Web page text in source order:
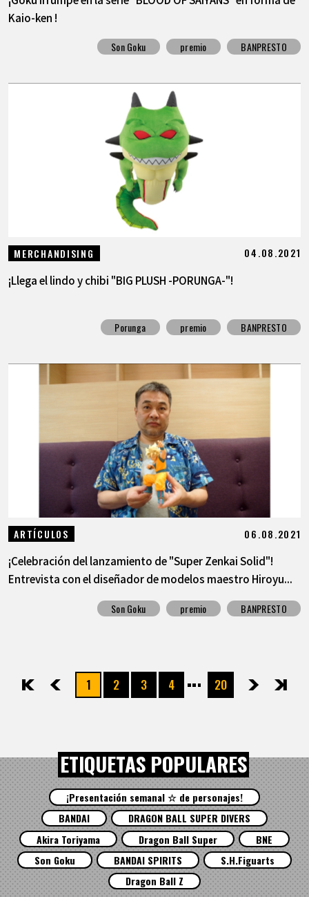
Kaio-ken !
Son Goku premio BANPRESTO
MERCHANDISING 04.08.2021
¡Llega el lindo y chibi "BIG PLUSH -PORUNGA-"!
Porunga premio BANPRESTO
ARTÍCULOS 06.08.2021
¡Celebración del lanzamiento de "Super Zenkai Solid"!
Entrevista con el diseñador de modelos maestro Hiroyu...
Son Goku premio BANPRESTO
先頭 前へ1 2 3 4 20次へ最後
ETIQUETAS POPULARES
¡Presentación semanal ☆ de personajes!
BANDAI
DRAGON BALL SUPER DIVERS
Akira Toriyama
Dragon Ball Super
BNE
Son Goku
BANDAI SPIRITS
S.H.Figuarts
Dragon Ball Z